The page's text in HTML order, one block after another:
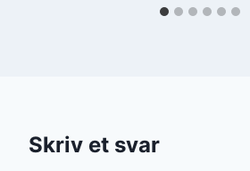
Skriv et svar